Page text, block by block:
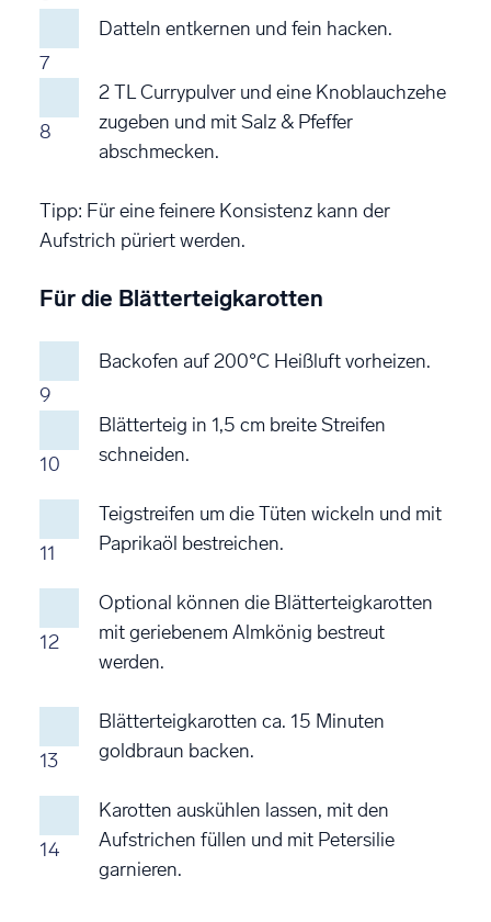
7
Datteln entkernen und fein hacken.
8
2 TL Currypulver und eine Knoblauchzehe
zugeben und mit Salz & Pfeffer
abschmecken.
Tipp: Für eine feinere Konsistenz kann der
Aufstrich püriert werden.
Für die Blätterteigkarotten
9
Backofen auf 200°C Heißluft vorheizen.
10
Blätterteig in 1,5 cm breite Streifen
schneiden.
11
Teigstreifen um die Tüten wickeln und mit
Paprikaöl bestreichen.
12
Optional können die Blätterteigkarotten
mit geriebenem Almkönig bestreut
werden.
13
Blätterteigkarotten ca. 15 Minuten
goldbraun backen.
14
Karotten auskühlen lassen, mit den
Aufstrichen füllen und mit Petersilie
garnieren.